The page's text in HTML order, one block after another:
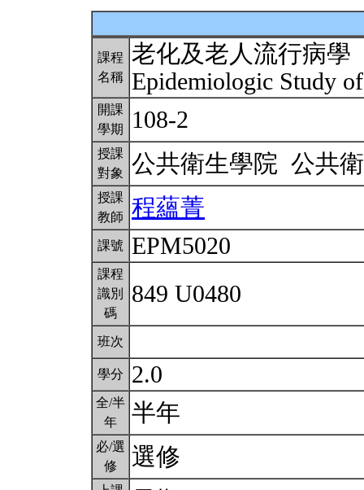
課程
名稱
老化及老人流行病學
Epidemiologic Study
開課
學期
108-2
授課
對象
公共衛生學院 公共
授課
教師
程蘊菁
課號 EPM5020
課程
識別
碼
849 U0480
班次
學分 2.0
全/半
年
半年
必/選
修
選修